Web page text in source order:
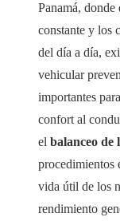
Panamá,
constante y los
del día a día,
vehicular
importantes
confort al
el balanceo de
procedimientos
vida útil de los
rendimiento